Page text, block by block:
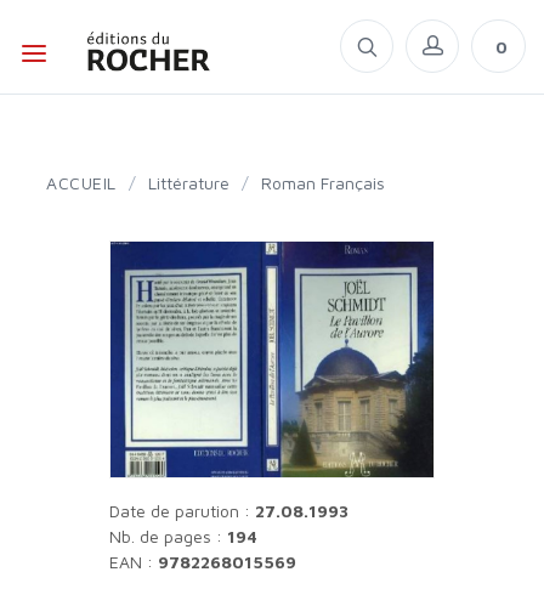
0
ACCUEIL / Littérature / Roman Français
Date de parution : 27.08.1993
Nb. de pages : 194
EAN : 9782268015569